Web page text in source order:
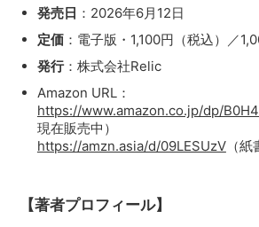
発売日 ：2026年6月12日
定価：電子版・1,100円（税込）／
発行：株式会社Relic
Amazon URL：
https://www.amazon.co.jp/dp/
現在販売中）
https://amzn.asia/d/09LESUzV（紙
【著者プロフィール】